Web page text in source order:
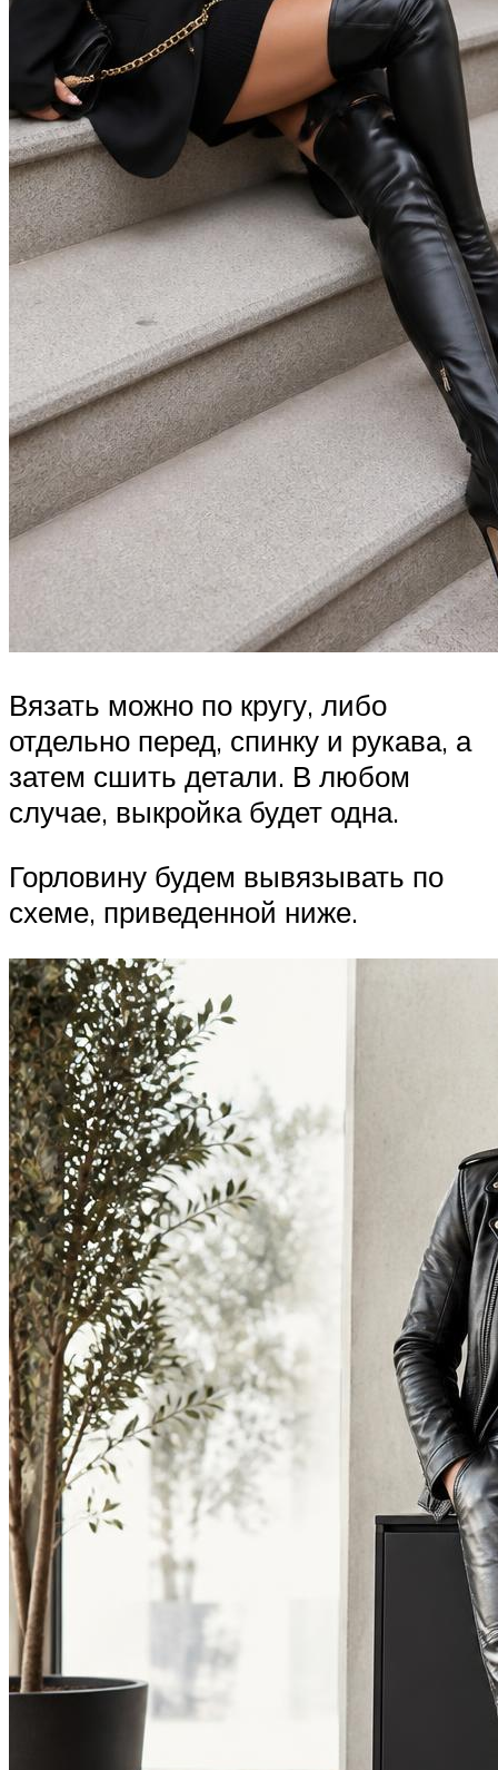
Вязать можно по кругу, либо
отдельно перед, спинку и рукава, а
затем сшить детали. В любом
случае, выкройка будет одна.
Горловину будем вывязывать по
схеме, приведенной ниже.